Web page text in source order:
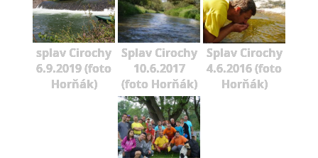
splav Cirochy
6.9.2019 (foto
Horňák)
Splav Cirochy
10.6.2017
(foto Horňák)
Splav Cirochy
4.6.2016 (foto
Horňák)